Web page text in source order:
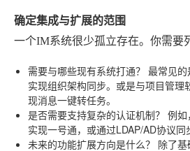
确定集成与扩展的范围
一个IM系统很少孤立存在。你需要
需要与哪些现有系统打通？ 最常见的
实现组织架构同步。或是与项目管理
现消息一键转任务。
是否需要支持复杂的认证机制？ 例如
实现一号通，或通过LDAP/AD协议同
未来的功能扩展方向是什么？ 除了